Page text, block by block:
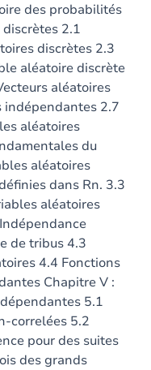
des probabilités
2.1
discrètes 2.3
aléatoire discrète
aléatoires
indépendantes 2.7
aléatoires
du
aléatoires
dans Rn. 3.3
aléatoires
de tribus 4.3
4.4 Fonctions
Chapitre V :
5.1
correlées 5.2
pour des suites
des grands